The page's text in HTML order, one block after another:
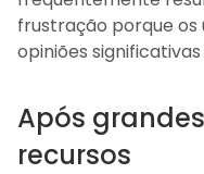
frustração porque
opiniões
Após
recursos